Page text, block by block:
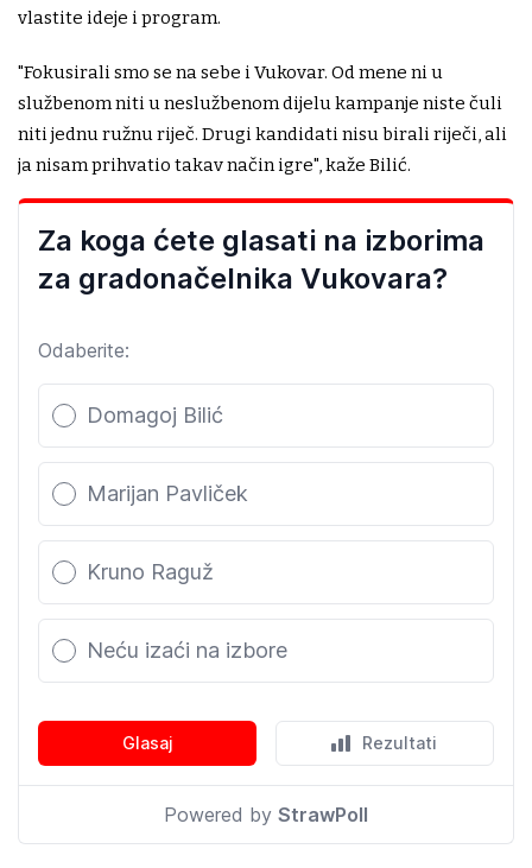
vlastite ideje i program.
"Fokusirali smo se na sebe i Vukovar. Od mene ni u
službenom niti u neslužbenom dijelu kampanje niste čuli
niti jednu ružnu riječ. Drugi kandidati nisu birali riječi, ali
ja nisam prihvatio takav način igre", kaže Bilić.